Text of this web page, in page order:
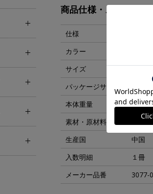
商品仕様・スペック
仕様
カラー
サイズ
パッケージサイズ
本体重量
260g
素材・原材料
牛革
生産国
中国
入数明細
１冊
メーカー品番
3077-